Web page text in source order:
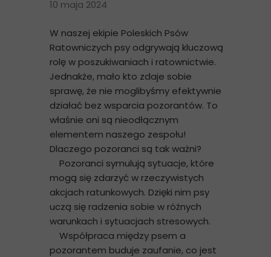
10 maja 2024
W naszej ekipie Poleskich Psów
Ratowniczych psy odgrywają kluczową
rolę w poszukiwaniach i ratownictwie.
Jednakże, mało kto zdaje sobie
sprawę, że nie moglibyśmy efektywnie
działać bez wsparcia pozorantów. To
właśnie oni są nieodłącznym
elementem naszego zespołu!
Dlaczego pozoranci są tak ważni?
Pozoranci symulują sytuacje, które
mogą się zdarzyć w rzeczywistych
akcjach ratunkowych. Dzięki nim psy
uczą się radzenia sobie w różnych
warunkach i sytuacjach stresowych.
Współpraca między psem a
pozorantem buduje zaufanie, co jest